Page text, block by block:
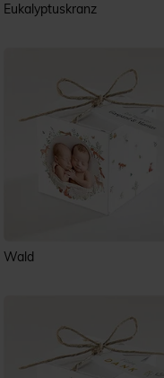
Eukalyptuskranz
Wald